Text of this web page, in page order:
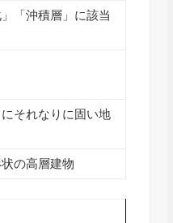
「沖積層」に該当
それなりに固い地
の高層建物